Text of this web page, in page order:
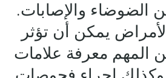
الضوضاء والإصابات.
يمكن أن تؤثر
معرفة علامات